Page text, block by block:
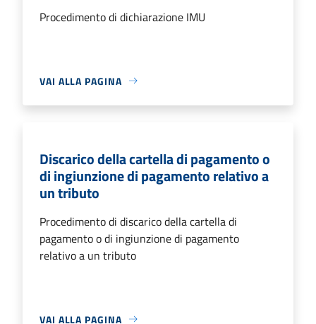
Procedimento di dichiarazione IMU
VAI ALLA PAGINA
Discarico della cartella di pagamento o
di ingiunzione di pagamento relativo a
un tributo
Procedimento di discarico della cartella di
pagamento o di ingiunzione di pagamento
relativo a un tributo
VAI ALLA PAGINA